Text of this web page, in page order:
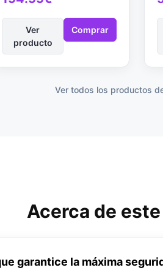
Ver
producto
Comprar
Ver todos los productos
Acerca de
garantice la máxima